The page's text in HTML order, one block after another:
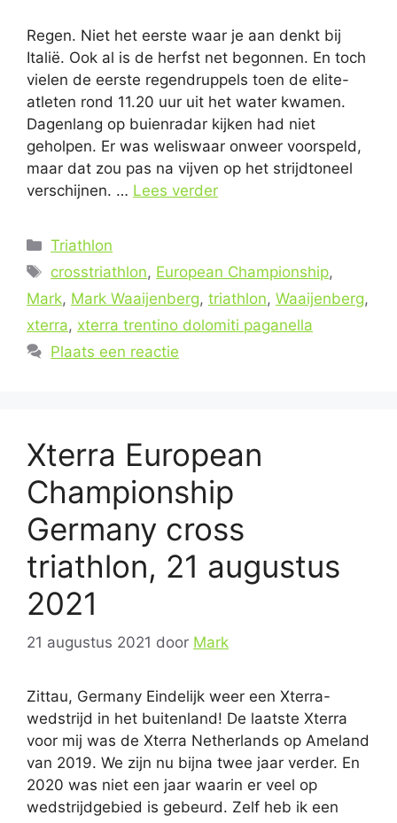
Regen. Niet het eerste waar je aan denkt bij
Italië. Ook al is de herfst net begonnen. En toch
vielen de eerste regendruppels toen de elite-
atleten rond 11.20 uur uit het water kwamen.
Dagenlang op buienradar kijken had niet
geholpen. Er was weliswaar onweer voorspeld,
maar dat zou pas na vijven op het strijdtoneel
verschijnen. … Lees verder
Categorieën
Triathlon
Tags
crosstriathlon, European Championship,
Mark, Mark Waaijenberg, triathlon, Waaijenberg,
xterra, xterra trentino dolomiti paganella
Plaats een reactie
Xterra European
Championship
Germany cross
triathlon, 21 augustus
2021
21 augustus 2021 door Mark
Zittau, Germany Eindelijk weer een Xterra-
wedstrijd in het buitenland! De laatste Xterra
voor mij was de Xterra Netherlands op Ameland
van 2019. We zijn nu bijna twee jaar verder. En
2020 was niet een jaar waarin er veel op
wedstrijdgebied is gebeurd. Zelf heb ik een